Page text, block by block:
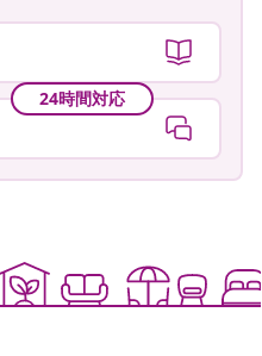
24時間対応